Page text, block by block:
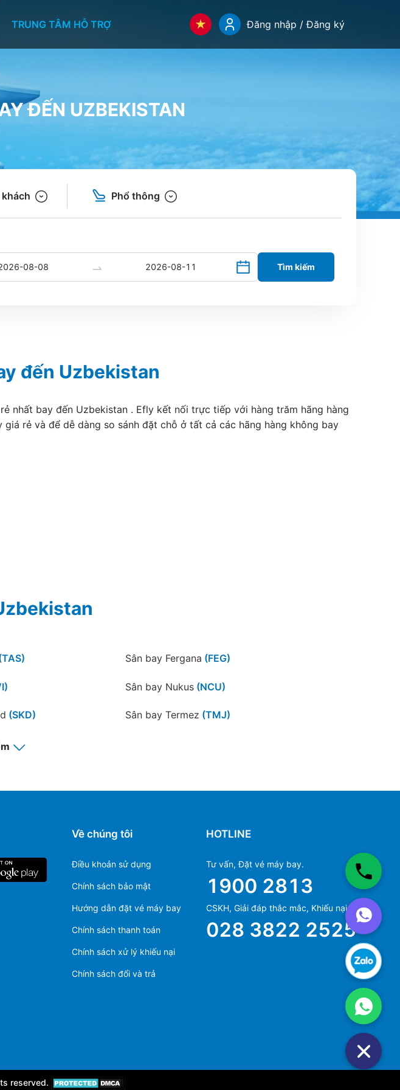
TRUNG TÂM HỖ TRỢ Đăng nhập / Đăng ký
ĐẾN UZBEKISTAN
Phổ thông
Tìm kiếm
đến Uzbekistan
nhất bay đến Uzbekistan . Efly kết nối trực tiếp với hàng trăm hãng hàng
rẻ và để dễ dàng so sánh đặt chỗ ở tất cả các hãng hàng không bay
Sân bay Fergana (FEG)
Sân bay Nukus (NCU)
(SKD) Sân bay Termez (TMJ)
Về chúng tôi
Điều khoản sử dụng
Chính sách bảo mật
Hướng dẫn đặt vé máy bay
Chính sách thanh toán
Chính sách xử lý khiếu nại
Chính sách đổi và trả
HOTLINE
Tư vấn, Đặt vé máy bay.
1900 2813
CSKH, Giải đáp thắc mắc, Khiếu nại.
028 3822 2525
reserved.
Ms Hằng
(+84) 70 854 1213
Ms Huỳnh